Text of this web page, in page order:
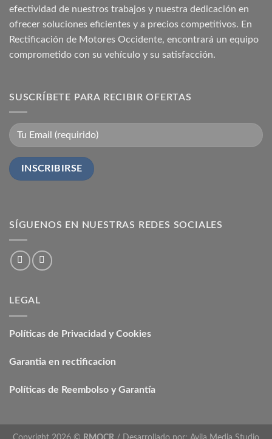
efectividad de nuestros trabajos y nuestra dedicación en
ofrecer soluciones eficientes y a precios competitivos. En
Rectificación de Motores Occidente, encontrará un equipo
comprometido con su vehículo y su satisfacción.
SUSCRÍBETE PARA RECIBIR OFERTAS
SÍGUENOS EN NUESTRAS REDES SOCIALES
LEGAL
Políticas de Privacidad y Cookies
Garantia en rectificacion
Políticas de Reembolso y Garantía